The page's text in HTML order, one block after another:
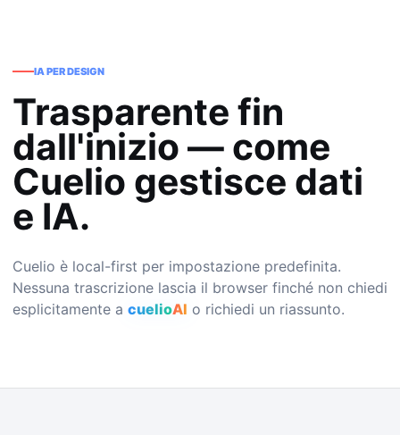
IA PER DESIGN
Trasparente fin
dall'inizio — come
Cuelio gestisce dati
e IA.
Cuelio è local-first per impostazione predefinita.
Nessuna trascrizione lascia il browser finché non chiedi
esplicitamente a cuelioAI o richiedi un riassunto.